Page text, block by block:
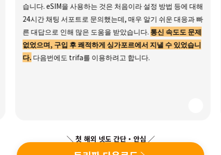
습니다. eSIM을 사용하는 것은 처음이라 설정 방법 등에 대해
24시간 채팅 서포트로 문의했는데, 매우 알기 쉬운 대응과 빠
른 대답으로 인해 많은 도움을 받았습니다. 통신 속도도 문제
없었으며, 구입 후 쾌적하게 싱가포르에서 지낼 수 있었습니
다. 다음번에도 trifa를 이용하려고 합니다.
＼ 첫 해외 넷도 간단・안심 ／